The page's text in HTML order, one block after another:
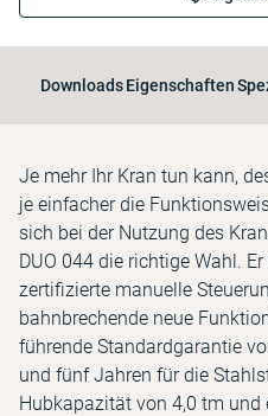
DownloadsEigenschaften
Je mehr Ihr Kran tun kann,
je einfacher die
sich bei der Nutzung des
DUO 044 die richtige Wahl.
zertifizierte manuelle
bahnbrechende neue
führende Standardgarantie
und fünf Jahren für die
Hubkapazität von 4,0 tm und